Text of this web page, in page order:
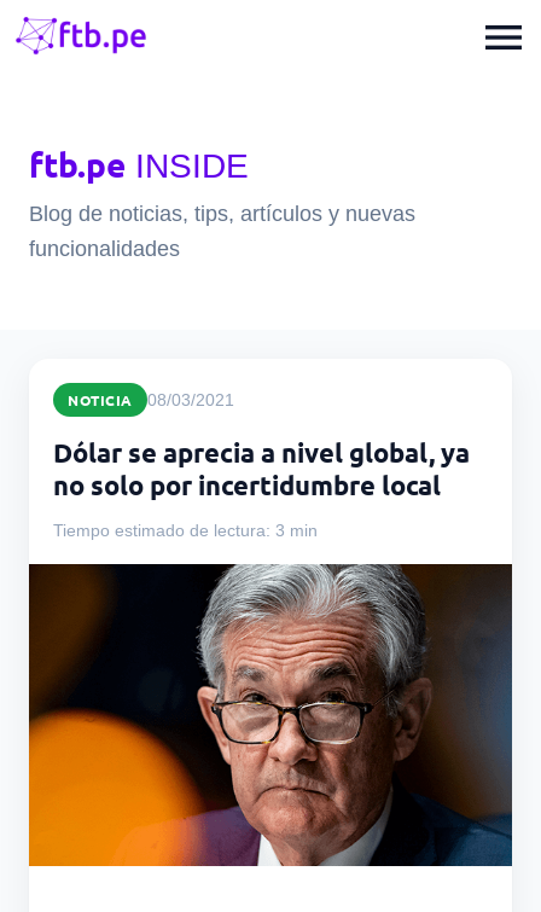
menu
ftb.pe INSIDE
Blog de noticias, tips, artículos y nuevas
funcionalidades
NOTICIA 08/03/2021
Dólar se aprecia a nivel global, ya
no solo por incertidumbre local
Tiempo estimado de lectura: 3 min